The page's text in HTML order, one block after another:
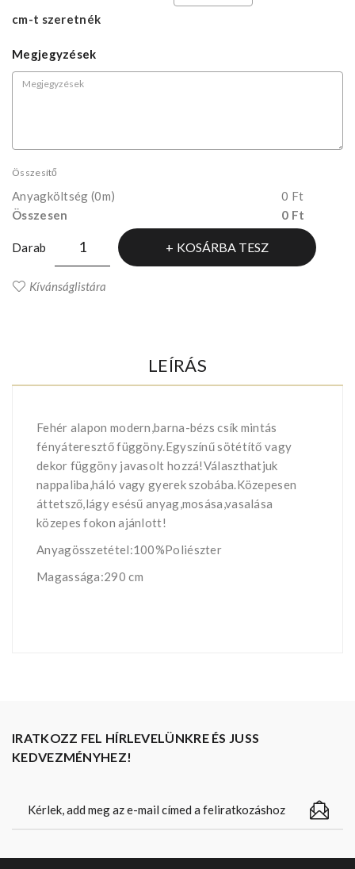
cm-t szeretnék
Megjegyzések
Összesítő
Anyagköltség (0m)
0 Ft
Összesen
0 Ft
Darab KOSÁRBA TESZ
Kívánságlistára
LEÍRÁS
Fehér alapon modern,barna-bézs csík mintás
fényáteresztő függöny.Egyszínű sötétítő vagy
dekor függöny javasolt hozzá!Választhatjuk
nappaliba,háló vagy gyerek szobába.Közepesen
áttetsző,lágy esésű anyag,mosása,vasalása
közepes fokon ajánlott!
Anyagösszetétel:100%Poliészter
Magassága:290 cm
IRATKOZZ FEL HÍRLEVELÜNKRE ÉS JUSS
KEDVEZMÉNYHEZ!